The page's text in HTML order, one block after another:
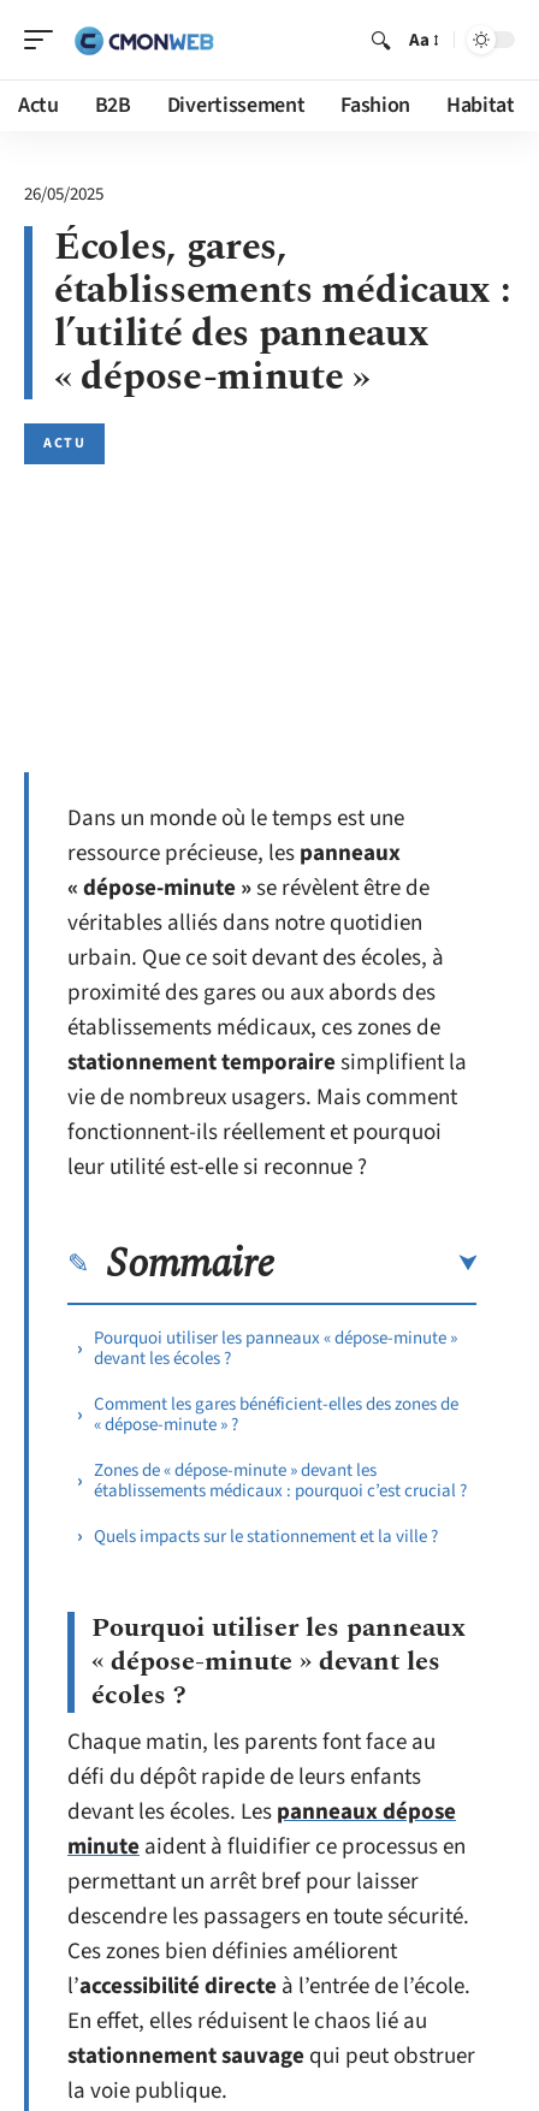
Aa
Actu B2B Divertissement Fashion Habitat
26/05/2025
Écoles, gares,
établissements médicaux :
l’utilité des panneaux
« dépose-minute »
ACTU
Dans un monde où le temps est une
ressource précieuse, lespanneaux
« dépose-minute »se révèlent être de
véritables alliés dans notre quotidien
urbain. Que ce soit devant des écoles, à
proximité des gares ou aux abords des
établissements médicaux, ces zones de
stationnement temporairesimplifient la
vie de nombreux usagers. Mais comment
fonctionnent-ils réellement et pourquoi
leur utilité est-elle si reconnue ?
Sommaire
Pourquoi utiliser les panneaux « dépose-minute »
devant les écoles ?
Comment les gares bénéficient-elles des zones de
« dépose-minute » ?
Zones de « dépose-minute » devant les
établissements médicaux : pourquoi c’est crucial ?
Quels impacts sur le stationnement et la ville ?
Pourquoi utiliser les panneaux
« dépose-minute » devant les
écoles ?
Chaque matin, les parents font face au
défi du dépôt rapide de leurs enfants
devant les écoles. Lespanneaux dépose
minuteaident à fluidifier ce processus en
permettant un arrêt bref pour laisser
descendre les passagers en toute sécurité.
Ces zones bien définies améliorent
l’accessibilité directe à l’entrée de l’école.
En effet, elles réduisent le chaos lié au
stationnement sauvage qui peut obstruer
la voie publique.